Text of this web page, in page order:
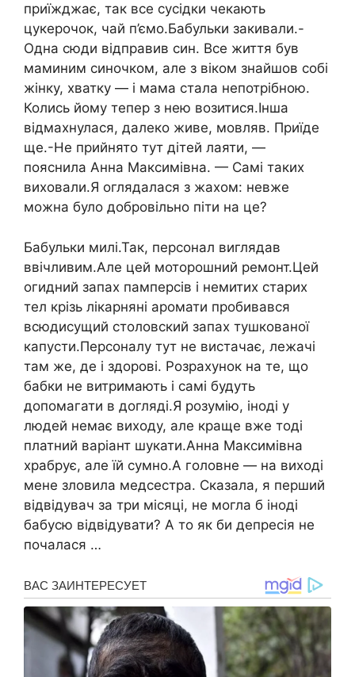
приїжджає, так все сусідки чекають
цукерочок, чай п’ємо.Бабульки закивали.-
Одна сюди відправив син. Все життя був
маминим синочком, але з віком знайшов собі
жінку, хватку — і мама стала непотрібною.
Колись йому тепер з нею возитися.Інша
відмахнулася, далеко живе, мовляв. Приїде
ще.-Не прийнято тут дітей лаяти, —
пояснила Анна Максимівна. — Самі таких
виховали.Я оглядалася з жахом: невже
можна було добровільно піти на це?
Бабульки милі.Так, персонал виглядав
ввічливим.Але цей моторошний ремонт.Цей
огидний запах памперсів і немитих старих
тел крізь лікарняні аромати пробивався
всюдисущий столовский запах тушкованої
капусти.Персоналу тут не вистачає, лежачі
там же, де і здорові. Розрахунок на те, що
бабки не витримають і самі будуть
допомагати в догляді.Я розумію, іноді у
людей немає виходу, але краще вже тоді
платний варіант шукати.Анна Максимівна
храбрує, але їй сумно.А головне — на виході
мене зловила медсестра. Сказала, я перший
відвідувач за три місяці, не могла б іноді
бабусю відвідувати? А то як би депресія не
почалася …